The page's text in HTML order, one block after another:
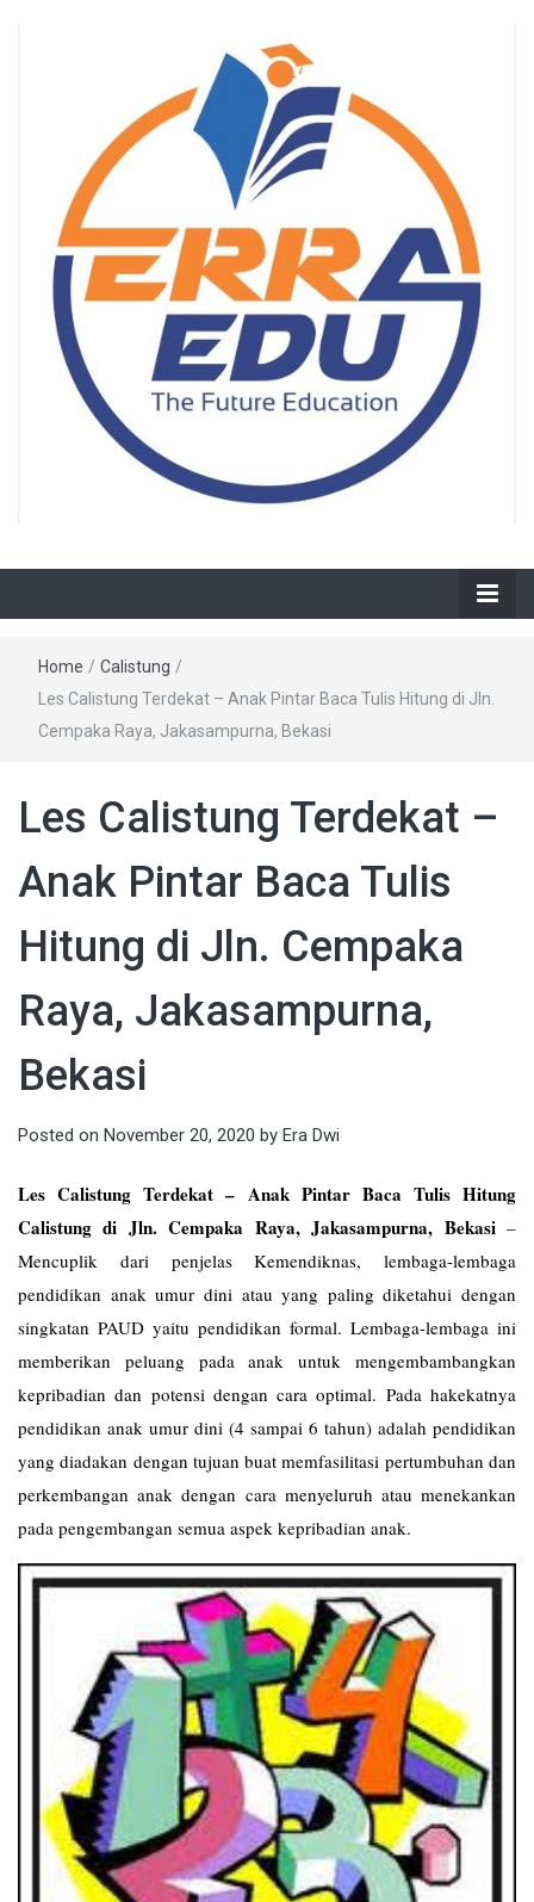
Home / Calistung /
Les Calistung Terdekat – Anak Pintar Baca Tulis Hitung di Jln.
Cempaka Raya, Jakasampurna, Bekasi
Les Calistung Terdekat –
Anak Pintar Baca Tulis
Hitung di Jln. Cempaka
Raya, Jakasampurna,
Bekasi
Posted on November 20, 2020 by Era Dwi
Les Calistung Terdekat – Anak Pintar Baca Tulis Hitung
Calistung di Jln. Cempaka Raya, Jakasampurna, Bekasi–
Mencuplik dari penjelas Kemendiknas, lembaga-lembaga
pendidikan anak umur dini atau yang paling diketahui dengan
singkatan PAUD yaitu pendidikan formal. Lembaga-lembaga ini
memberikan peluang pada anak untuk mengembambangkan
kepribadian dan potensi dengan cara optimal. Pada hakekatnya
pendidikan anak umur dini (4 sampai 6 tahun) adalah pendidikan
yang diadakan dengan tujuan buat memfasilitasi pertumbuhan dan
perkembangan anak dengan cara menyeluruh atau menekankan
pada pengembangan semua aspek kepribadian anak.